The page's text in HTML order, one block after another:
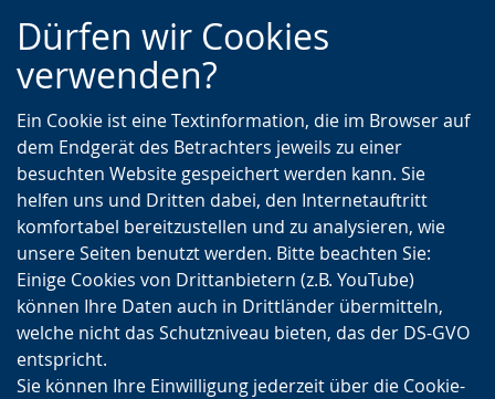
Zur
Hauptnavigation
Zur
Seitennavigation
Zum
Inhalt
Dürfen wir Cookies
verwenden?
Ein Cookie ist eine Textinformation, die im Browser auf
dem Endgerät des Betrachters jeweils zu einer
besuchten Website gespeichert werden kann. Sie
helfen uns und Dritten dabei, den Internetauftritt
komfortabel bereitzustellen und zu analysieren, wie
unsere Seiten benutzt werden. Bitte beachten Sie:
Einige Cookies von Drittanbietern (z.B. YouTube)
können Ihre Daten auch in Drittländer übermitteln,
welche nicht das Schutzniveau bieten, das der DS-GVO
entspricht.
Sie können Ihre Einwilligung jederzeit über die Cookie-